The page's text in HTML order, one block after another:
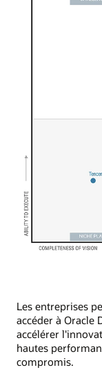
Les entreprises
accéder à Oracle
accélérer
hautes
compromis.